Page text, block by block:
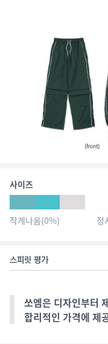
사이즈
작게나옴(0%) 정
스피릿 평가
쏘엠은 디자인부터
합리적인 가격에 제